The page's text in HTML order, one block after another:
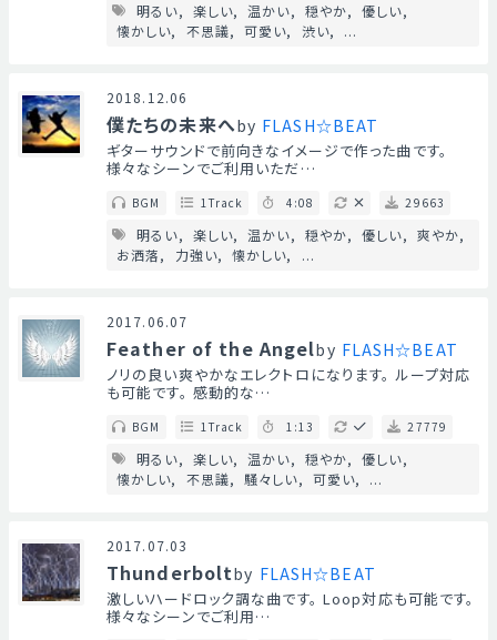
明るい 楽しい 温かい 穏やか
優しい
懐かしい
不思議 可愛い 渋い ...
2018.12.06
僕たちの未来へby FLASH☆BEAT
ギターサウンドで前向きなイメージで作った曲です。
様々なシーンでご利用いただ…
BGM 1Track 4:08 29663
明るい 楽しい 温かい 穏やか 優しい
爽やか
お洒落
力強い 懐かしい ...
2017.06.07
Feather of the Angelby FLASH☆BEAT
ノリの良い爽やかなエレクトロになります。 ループ対応
も可能です。 感動的な…
BGM 1Track 1:13 27779
明るい 楽しい 温かい 穏やか
優しい
懐かしい
不思議 騒々しい 可愛い ...
2017.07.03
Thunderboltby FLASH☆BEAT
激しいハードロック調な曲です。 Loop対応も可能です。
様々なシーンでご利用…